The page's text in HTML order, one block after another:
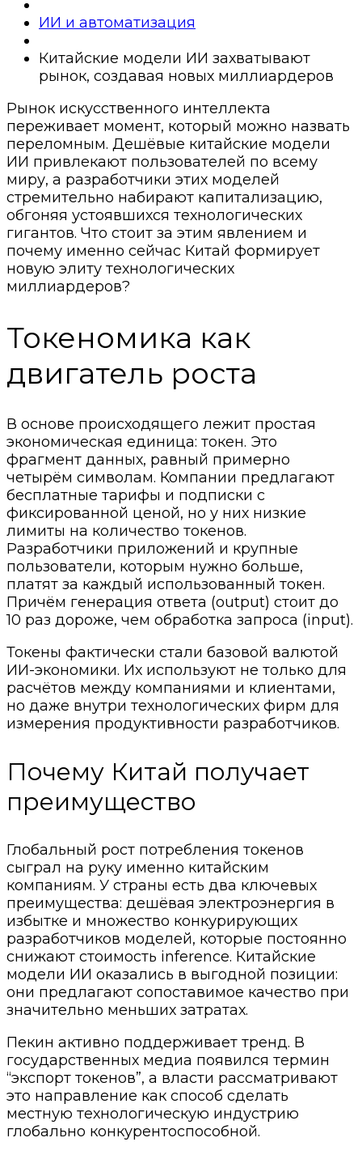
ИИ и автоматизация
Китайские модели ИИ захватывают
рынок, создавая новых миллиардеров
Рынок искусственного интеллекта
переживает момент, который можно назвать
переломным. Дешёвые китайские модели
ИИ привлекают пользователей по всему
миру, а разработчики этих моделей
стремительно набирают капитализацию,
обгоняя устоявшихся технологических
гигантов. Что стоит за этим явлением и
почему именно сейчас Китай формирует
новую элиту технологических
миллиардеров?
Токеномика как
двигатель роста
В основе происходящего лежит простая
экономическая единица: токен. Это
фрагмент данных, равный примерно
четырём символам. Компании предлагают
бесплатные тарифы и подписки с
фиксированной ценой, но у них низкие
лимиты на количество токенов.
Разработчики приложений и крупные
пользователи, которым нужно больше,
платят за каждый использованный токен.
Причём генерация ответа (output) стоит до
10 раз дороже, чем обработка запроса (input).
Токены фактически стали базовой валютой
ИИ-экономики. Их используют не только для
расчётов между компаниями и клиентами,
но даже внутри технологических фирм для
измерения продуктивности разработчиков.
Почему Китай получает
преимущество
Глобальный рост потребления токенов
сыграл на руку именно китайским
компаниям. У страны есть два ключевых
преимущества: дешёвая электроэнергия в
избытке и множество конкурирующих
разработчиков моделей, которые постоянно
снижают стоимость inference. Китайские
модели ИИ оказались в выгодной позиции:
они предлагают сопоставимое качество при
значительно меньших затратах.
Пекин активно поддерживает тренд. В
государственных медиа появился термин
“экспорт токенов”, а власти рассматривают
это направление как способ сделать
местную технологическую индустрию
глобально конкурентоспособной.